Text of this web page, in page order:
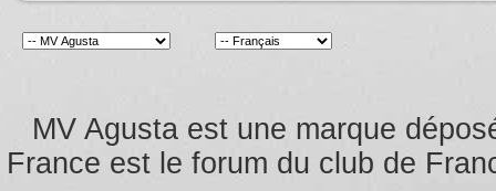
MV Agusta est une marque
France est le forum du club de